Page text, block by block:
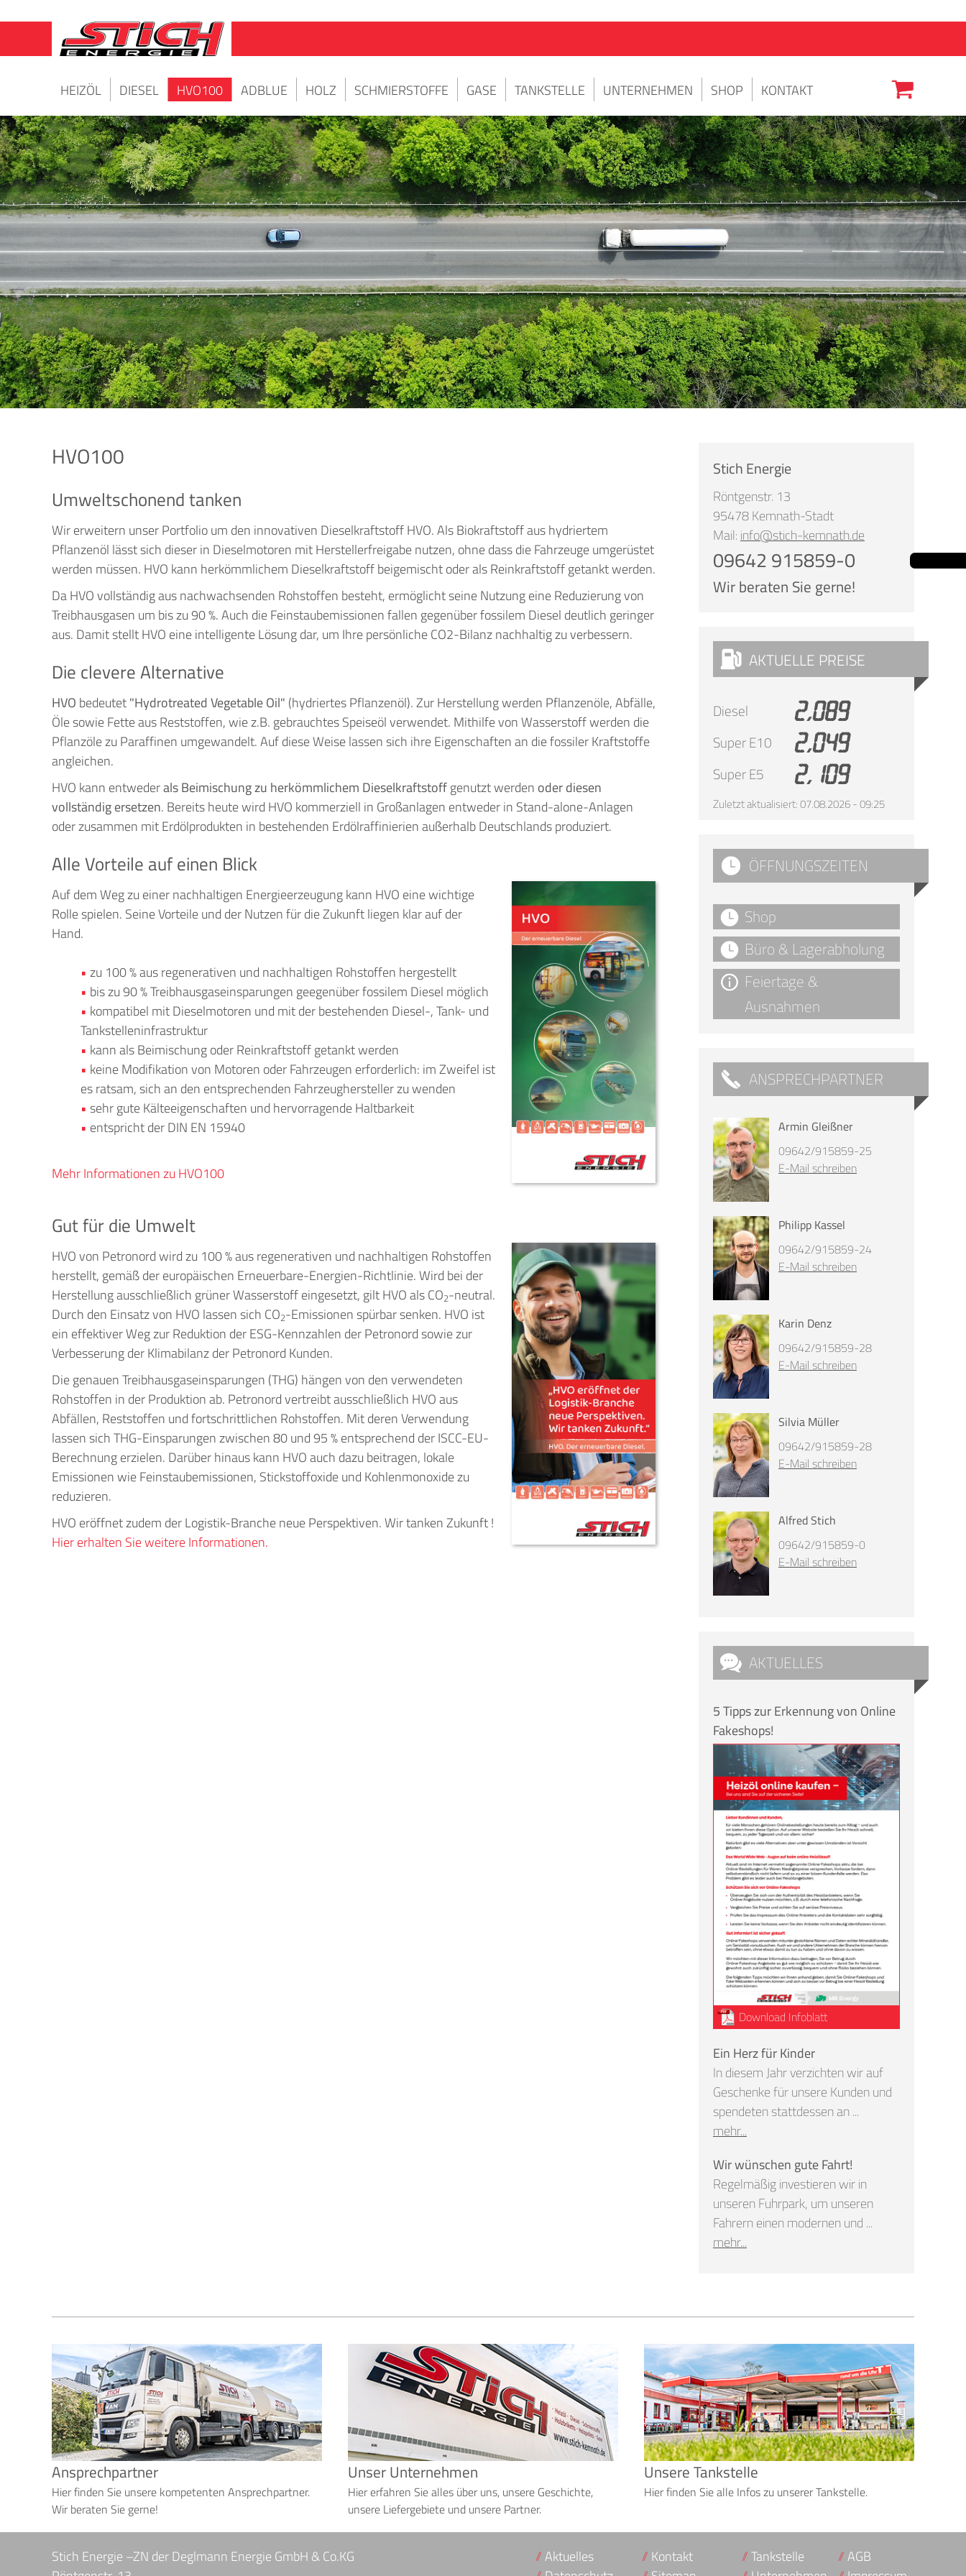
HEIZÖL DIESEL HVO100 ADBLUE HOLZ SCHMIERSTOFFE GASE TANKSTELLE UNTERNEHMEN SHOP KONTAKT
HVO100
Umweltschonend tanken
Wir erweitern unser Portfolio um den innovativen Dieselkraftstoff HVO. Als Biokraftstoff aus hydriertem
Pflanzenöl lässt sich dieser in Dieselmotoren mit Herstellerfreigabe nutzen, ohne dass die Fahrzeuge umgerüstet
werden müssen. HVO kann herkömmlichem Dieselkraftstoff beigemischt oder als Reinkraftstoff getankt werden.
Da HVO vollständig aus nachwachsenden Rohstoffen besteht, ermöglicht seine Nutzung eine Reduzierung von
Treibhausgasen um bis zu 90 %. Auch die Feinstaubemissionen fallen gegenüber fossilem Diesel deutlich geringer
aus. Damit stellt HVO eine intelligente Lösung dar, um Ihre persönliche CO2-Bilanz nachhaltig zu verbessern.
Die clevere Alternative
HVO bedeutet"Hydrotreated Vegetable Oil" (hydriertes Pflanzenöl). Zur Herstellung werden Pflanzenöle, Abfälle,
Öle sowie Fette aus Reststoffen, wie z.B. gebrauchtes Speiseöl verwendet. Mithilfe von Wasserstoff werden die
Pflanzöle zu Paraffinen umgewandelt. Auf diese Weise lassen sich ihre Eigenschaften an die fossiler Kraftstoffe
angleichen.
HVO kann entwederals Beimischung zu herkömmlichem Dieselkraftstoffgenutzt werden oder diesen
vollständig ersetzen. Bereits heute wird HVO kommerziell in Großanlagen entweder in Stand-alone-Anlagen
oder zusammen mit Erdölprodukten in bestehenden Erdölraffinierien außerhalb Deutschlands produziert.
Alle Vorteile auf einen Blick
Auf dem Weg zu einer nachhaltigen Energieerzeugung kann HVO eine wichtige
Rolle spielen. Seine Vorteile und der Nutzen für die Zukunft liegen klar auf der
Hand.
zu 100 % aus regenerativen und nachhaltigen Rohstoffen hergestellt
bis zu 90 % Treibhausgaseinsparungen geegenüber fossilem Diesel möglich
kompatibel mit Dieselmotoren und mit der bestehenden Diesel-, Tank- und
Tankstelleninfrastruktur
kann als Beimischung oder Reinkraftstoff getankt werden
keine Modifikation von Motoren oder Fahrzeugen erforderlich: im Zweifel ist
es ratsam, sich an den entsprechenden Fahrzeughersteller zu wenden
sehr gute Kälteeigenschaften und hervorragende Haltbarkeit
entspricht der DIN EN 15940
Mehr Informationen zu HVO100
Gut für die Umwelt
HVO von Petronord wird zu 100 % aus regenerativen und nachhaltigen Rohstoffen
herstellt, gemäß der europäischen Erneuerbare-Energien-Richtlinie. Wird bei der
Herstellung ausschließlich grüner Wasserstoff eingesetzt, gilt HVO als CO2-neutral.
Durch den Einsatz von HVO lassen sich CO2-Emissionen spürbar senken. HVO ist
ein effektiver Weg zur Reduktion der ESG-Kennzahlen der Petronord sowie zur
Verbesserung der Klimabilanz der Petronord Kunden.
Die genauen Treibhausgaseinsparungen (THG) hängen von den verwendeten
Rohstoffen in der Produktion ab. Petronord vertreibt ausschließlich HVO aus
Abfällen, Reststoffen und fortschrittlichen Rohstoffen. Mit deren Verwendung
lassen sich THG-Einsparungen zwischen 80 und 95 % entsprechend der ISCC-EU-
Berechnung erzielen. Darüber hinaus kann HVO auch dazu beitragen, lokale
Emissionen wie Feinstaubemissionen, Stickstoffoxide und Kohlenmonoxide zu
reduzieren.
HVO eröffnet zudem der Logistik-Branche neue Perspektiven. Wir tanken Zukunft !
Hier erhalten Sie weitere Informationen.
Stich Energie
Röntgenstr. 13
95478 Kemnath-Stadt
Mail: info@stich-kemnath.de
09642 915859-0
Wir beraten Sie gerne!
AKTUELLE PREISE
Diesel
2,089
Super E10
2,049
Super E5
2,109
Zuletzt aktualisiert: 07.08.2026 - 09:25
ÖFFNUNGSZEITEN
Shop
Büro & Lagerabholung
Feiertage &
Ausnahmen
ANSPRECHPARTNER
Armin Gleißner
09642/915859-25
E-Mail schreiben
Philipp Kassel
09642/915859-24
E-Mail schreiben
Karin Denz
09642/915859-28
E-Mail schreiben
Silvia Müller
09642/915859-28
E-Mail schreiben
Alfred Stich
09642/915859-0
E-Mail schreiben
AKTUELLES
5 Tipps zur Erkennung von Online
Fakeshops!
Download Infoblatt
Ein Herz für Kinder
In diesem Jahr verzichten wir auf
Geschenke für unsere Kunden und
spendeten stattdessen an ...
mehr...
Wir wünschen gute Fahrt!
Regelmäßig investieren wir in
unseren Fuhrpark, um unseren
Fahrern einen modernen und ...
mehr...
Ansprechpartner
Hier finden Sie unsere kompetenten Ansprechpartner.
Wir beraten Sie gerne!
Unser Unternehmen
Hier erfahren Sie alles über uns, unsere Geschichte,
unsere Liefergebiete und unsere Partner.
Unsere Tankstelle
Hier finden Sie alle Infos zu unserer Tankstelle.
Stich Energie –ZN der Deglmann Energie GmbH & Co.KG
Aktuelles
Kontakt
Tankstelle
AGB